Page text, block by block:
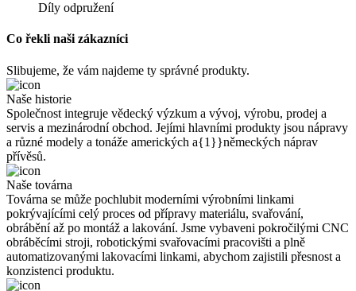
Díly odpružení
Co řekli naši zákazníci
Slibujeme, že vám najdeme ty správné produkty.
Naše historie
Společnost integruje vědecký výzkum a vývoj, výrobu, prodej a
servis a mezinárodní obchod. Jejími hlavními produkty jsou nápravy
a různé modely a tonáže amerických a{1}}německých náprav
přívěsů.
Naše továrna
Továrna se může pochlubit moderními výrobními linkami
pokrývajícími celý proces od přípravy materiálu, svařování,
obrábění až po montáž a lakování. Jsme vybaveni pokročilými CNC
obráběcími stroji, robotickými svařovacími pracovišti a plně
automatizovanými lakovacími linkami, abychom zajistili přesnost a
konzistenci produktu.